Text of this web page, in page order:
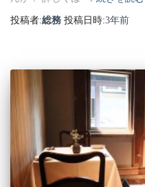
投稿者:総務 投稿日時:3年前